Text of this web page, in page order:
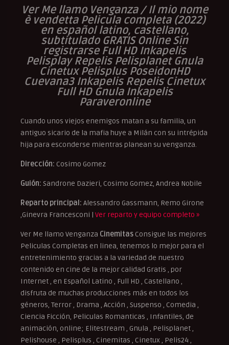
Ver Me llamo Venganza / Il mio nome
è vendetta Pelicula completa (2022)
en español latino, castellano,
subtitulado GRATIS Online Sin
registrarse Full HD Inkapelis
Pelisplay Repelis Pelisplanet Gnula
Cinetux Pelisplus PoseidonHD
Cuevana3 Inkapelis Repelis Cinetux
Full HD Gnula Inkapelis
Paraveronline
Cuando unos viejos enemigos matan a su familia, un
antiguo sicario de la mafia huye a Milán con su intrépida
hija para esconderse mientras planean su venganza.
Dirección: Cosimo Gomez
Guión: Sandrone Dazieri, Cosimo Gomez, Andrea Nobile
Reparto principal: Alessandro Gassmann, Remo Girone
,Ginevra Francesconi | Ver reparto y equipo completo »
Ver Me llamo Venganza Cinemitas Consigue las mejores
Peliculas Completas en linea, tenemos lo mejor para el
entretenimiento gracias a la variedad de nuestro
contenido en cine de la mejor calidad Gratis , por
Internet , en Español Latino , Full HD , Castellano ,
disfruta de muchas producciones más en todos los
géneros, Terror , Drama , Acción , Suspenso , Comedia ,
Ciencia Ficción, Peliculas Romanticas , Infantiles, de
animación, online; Elitestream , Gnula , Pelisplanet ,
Pelishouse , Pelisplus , Cinemitas , Cinetux , Pelis24 ,